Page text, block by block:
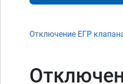
Отключение ЕГР